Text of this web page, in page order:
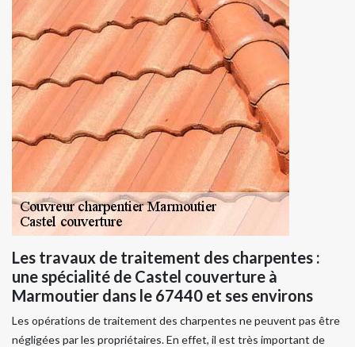
Les travaux de traitement des charpentes :
une spécialité de Castel couverture à
Marmoutier dans le 67440 et ses environs
Les opérations de traitement des charpentes ne peuvent pas être
négligées par les propriétaires. En effet, il est très important de